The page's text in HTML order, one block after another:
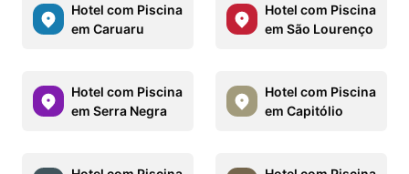
Hotel com Piscina
em Caruaru
Hotel com Piscina
em São Lourenço
Hotel com Piscina
em Serra Negra
Hotel com Piscina
em Capitólio